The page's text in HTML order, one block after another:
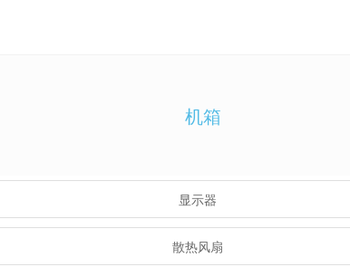
机箱
显示器
散热风扇